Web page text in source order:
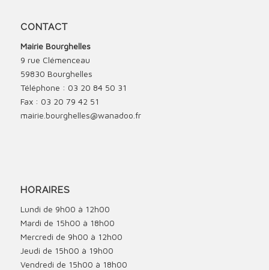
CONTACT
Mairie Bourghelles
9 rue Clémenceau
59830 Bourghelles
Téléphone : 03 20 84 50 31
Fax : 03 20 79 42 51
mairie.bourghelles@wanadoo.fr
HORAIRES
Lundi de 9h00 à 12h00
Mardi de 15h00 à 18h00
Mercredi de 9h00 à 12h00
Jeudi de 15h00 à 19h00
Vendredi de 15h00 à 18h00